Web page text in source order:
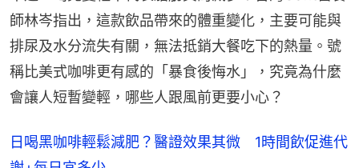
師林岑指出，這款飲品帶來的體重變化，主要可能與
排尿及水分流失有關，無法抵銷大餐吃下的熱量。號
稱比美式咖啡更有感的「暴食後悔水」，究竟為什麼
會讓人短暫變輕，哪些人跟風前更要小心？
日喝黑咖啡輕鬆減肥？醫證效果其微 1時間飲促進代